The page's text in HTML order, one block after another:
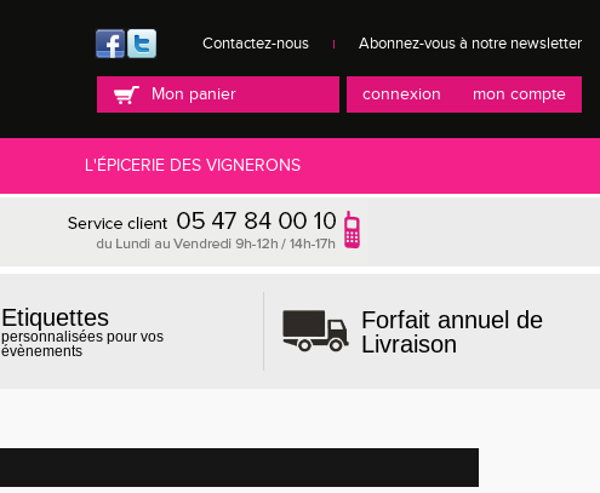
mon compte
connexion
Mon panier
L'ÉPICERIE DES VIGNERONS
Etiquettes
personnalisées pour vos
évènements
Forfait annuel de
Livraison
Contactez-nous Abonnez-vous à notre newsletter